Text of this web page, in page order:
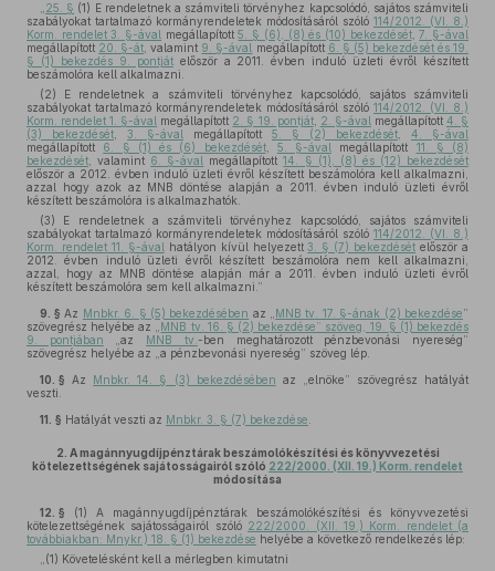
25. § (1) E rendeletnek a számviteli törvényhez kapcsolódó, sajátos számviteli
szabályokat tartalmazó kormányrendeletek módosításáról szóló 114/2012. (VI. 8.)
Korm. rendelet 3. §-ával megállapított5. § (6), (8) és (10) bekezdését,7. §-ával
megállapított 20. §-át , valamint 9. §-ával megállapított 6. § (5) bekezdését és 19.
§ (1) bekezdés 9. pontjátelőször a 2011. évben induló üzleti évről készített
beszámolóra kell alkalmazni.
(2) E rendeletnek a számviteli törvényhez kapcsolódó, sajátos számviteli
szabályokat tartalmazó kormányrendeletek módosításáról szóló 114/2012. (VI. 8.)
Korm. rendelet 1. §-ával megállapított 2. § 19. pontját, 2. §-ával megállapított 4. §
(3) bekezdését
3. §-ával megállapított 5. § (2) bekezdését
4. §-ával
megállapított 6. § (1) és (6) bekezdését, 5. §-ával megállapított 11. § (8)
bekezdését , valamint 6. §-ával megállapított14. § (1), (8) és (12) bekezdését
először a 2012. évben induló üzleti évről készített beszámolóra kell alkalmazni,
azzal hogy azok az MNB döntése alapján a 2011. évben induló üzleti évről
készített beszámolóra is alkalmazhatók.
(3) E rendeletnek a számviteli törvényhez kapcsolódó, sajátos számviteli
szabályokat tartalmazó kormányrendeletek módosításáról szóló 114/2012. (VI. 8.)
Korm. rendelet 11. §-ával hatályon kívül helyezett3. § (7) bekezdését először a
2012. évben induló üzleti évről készített beszámolóra nem kell alkalmazni,
azzal, hogy az MNB döntése alapján már a 2011. évben induló üzleti évről
készített beszámolóra sem kell alkalmazni.”
9. § Az Mnbkr. 6. § (5) bekezdésében az „ MNB tv. 17. §-ának (2) bekezdése”
szövegrész helyébe az „ MNB tv. 16. § (2) bekezdése” szöveg, 19. § (1) bekezdés
9. pontjában „az MNB tv. -ben meghatározott pénzbevonási nyereség”
szövegrész helyébe az „a pénzbevonási nyereség” szöveg lép.
10. § Az Mnbkr. 14. § (3) bekezdésében az „elnöke” szövegrész hatályát
veszti.
11. § Hatályát veszti az Mnbkr. 3. § (7) bekezdése
2. A magánnyugdíjpénztárak beszámolókészítési és könyvvezetési
kötelezettségének sajátosságairól szóló 222/2000. (XII. 19.) Korm. rendelet
módosítása
12. § (1) A magánnyugdíjpénztárak beszámolókészítési és könyvvezetési
kötelezettségének sajátosságairól szóló 222/2000. (XII. 19.) Korm. rendelet (a
továbbiakban: Mnykr.) 18. § (1) bekezdése helyébe a következő rendelkezés lép:
„(1) Követelésként kell a mérlegben kimutatni